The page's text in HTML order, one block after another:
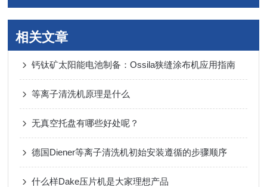
相关文章
钙钛矿太阳能电池制备：Ossila狭缝涂布机应用指南
等离子清洗机原理是什么
无真空托盘有哪些好处呢？
德国Diener等离子清洗机初始安装遵循的步骤顺序
什么样Dake压片机是大家理想产品